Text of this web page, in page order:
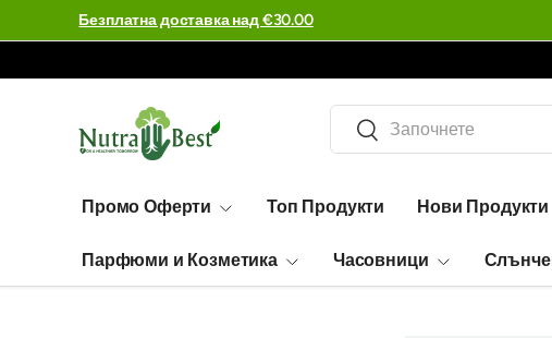
Огромен избор - 99,995 артикула
Търсене
Търсене
Промо Оферти Топ Продукти Нови Продукти
Парфюми и Козметика Часовници